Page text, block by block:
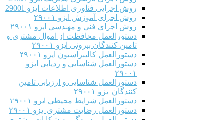
روش اجرایی فناوری اطلاعات ایزو 29001
روش اجرای آموزش ایزو ۲۹۰۰۱
روش اجرای فنی و مهندسی ایزو ۲۹۰۰۱
دستورالعمل محافظت از اموال مشتری و
تامین کنندگان بیرونی ایزو ۲۹۰۰۱
دستورالعمل کالیبراسیون ایزو ۲۹۰۰۱
دستورالعمل شناسایی و ردیابی ایزو
۲۹۰۰۱
دستورالعمل شناسایی و ارزیابی تامین
کنندگان ایزو ۲۹۰۰۱
دستورالعمل شرایط محیطی ایزو ۲۹۰۰۱
دستورالعمل رضایت مشتری ایزو ۲۹۰۰۱